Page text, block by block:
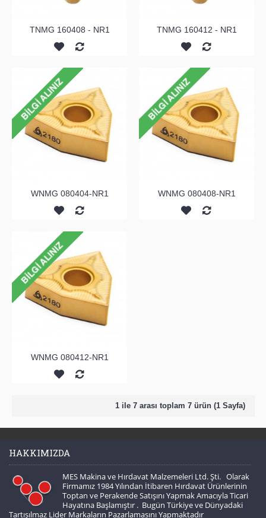
TNMG 160408 - NR1 TNMG 160412 - NR1
WNMG 080404-NR1 WNMG 080408-NR1
WNMG 080412-NR1
1 ile 7 arası toplam 7 ürün (1 Sayfa)
HAKKIMIZDA
MES Makina ve Hırdavat Malzemeleri Ltd. Şti. Olarak
Firmamız 1984 Yılından İtibaren Hırdavat Ürünlerinin
Toptan ve Perakende Satışını Yapmak Amacıyla Ticari
Hayatına Başlamıştır . Bugün Türkiye ve Dünyadaki
Tartışılmaz Lider Markaların Pazarlamasını Yapmaktadır